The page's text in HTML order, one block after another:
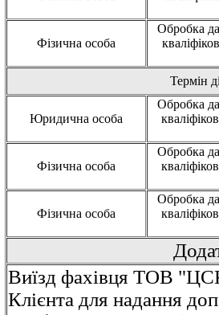
Фізична особа
Обробка
Термін
Юридична особа
Обробка
Фізична особа
Обробка
Фізична особа
Обробка
Виїзд фахівця ТОВ
Клієнта для надання